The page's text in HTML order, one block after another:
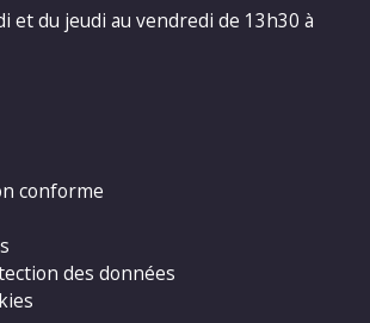
et du jeudi au vendredi de 13h30 à
conforme
des données